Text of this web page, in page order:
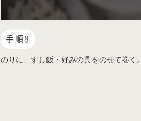
手順8
のりに、すし飯・好みの具をのせて巻く。